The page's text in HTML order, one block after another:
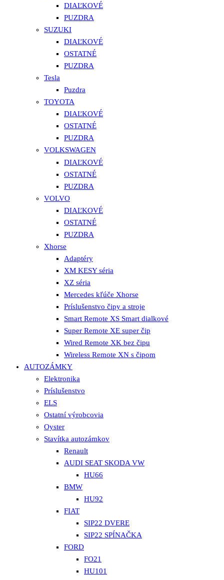
DIAĽKOVÉ
PUZDRA
SUZUKI
DIAĽKOVÉ
OSTATNÉ
PUZDRA
Tesla
Puzdra
TOYOTA
DIAĽKOVÉ
OSTATNÉ
PUZDRA
VOLKSWAGEN
DIAĽKOVÉ
OSTATNÉ
PUZDRA
VOLVO
DIAĽKOVÉ
OSTATNÉ
PUZDRA
Xhorse
Adaptéry
XM KESY séria
XZ séria
Mercedes kľúče Xhorse
Príslušenstvo čipy a stroje
Smart Remote XS Smart dialkové
Super Remote XE super čip
Wired Remote XK bez čipu
Wireless Remote XN s čipom
AUTOZÁMKY
Elektronika
Príslušenstvo
ELS
Ostatní výrobcovia
Oyster
Stavítka autozámkov
Renault
AUDI SEAT SKODA VW
HU66
BMW
HU92
FIAT
SIP22 DVERE
SIP22 SPÍNAČKA
FORD
FO21
HU101